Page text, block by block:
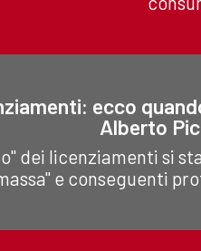
ecco
Alberto
dei licenziamenti si
e conseguenti